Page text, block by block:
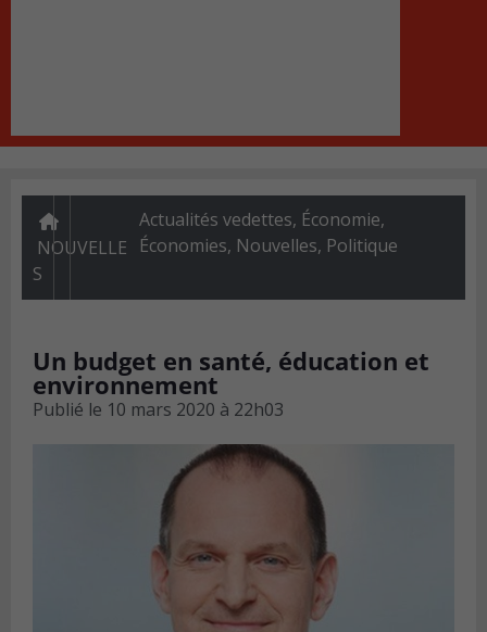
NOUVELLE
S
Actualités vedettes, Économie,
Économies, Nouvelles, Politique
Un budget en santé, éducation et
environnement
Publié le 10 mars 2020 à 22h03